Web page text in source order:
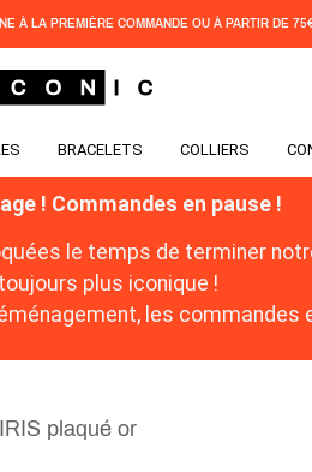
À LA PREMIÈRE COMMANDE OU À PARTIR DE
BRACELETS COLLIERS
! Commandes en pause !
le temps de terminer
plus iconique !
les commandes
plaqué or